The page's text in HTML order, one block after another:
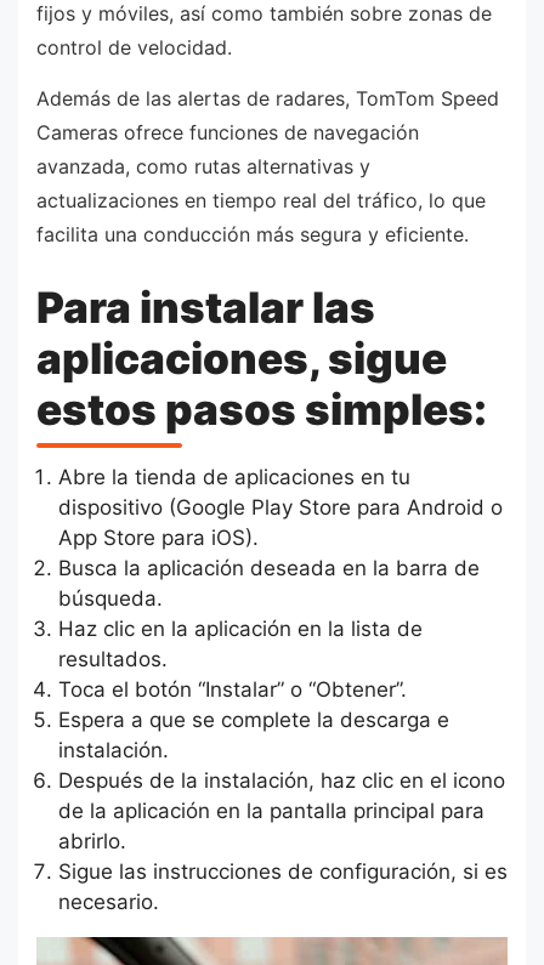
fijos y móviles, así como también sobre zonas de
control de velocidad.
Además de las alertas de radares, TomTom Speed
Cameras ofrece funciones de navegación
avanzada, como rutas alternativas y
actualizaciones en tiempo real del tráfico, lo que
facilita una conducción más segura y eficiente.
Para instalar las
aplicaciones, sigue
estos pasos simples:
Abre la tienda de aplicaciones en tu
dispositivo (Google Play Store para Android o
App Store para iOS).
Busca la aplicación deseada en la barra de
búsqueda.
Haz clic en la aplicación en la lista de
resultados.
Toca el botón “Instalar” o “Obtener”.
Espera a que se complete la descarga e
instalación.
Después de la instalación, haz clic en el icono
de la aplicación en la pantalla principal para
abrirlo.
Sigue las instrucciones de configuración, si es
necesario.